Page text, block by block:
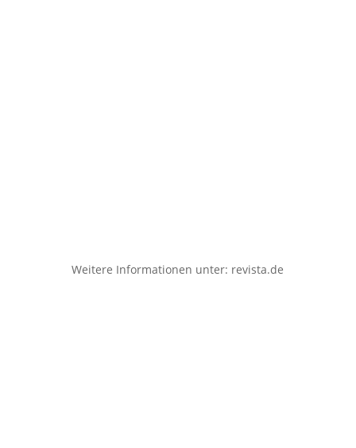
Weitere Informationen unter: revista.de